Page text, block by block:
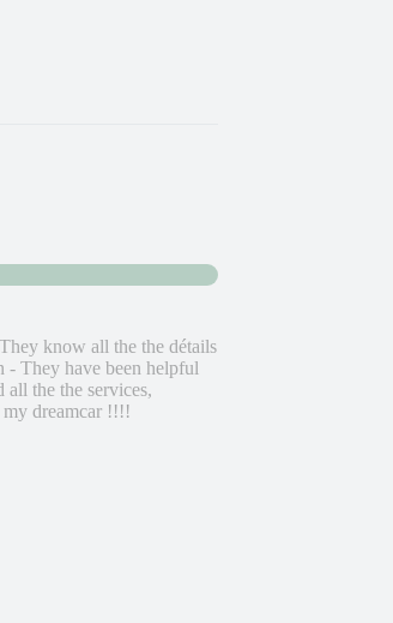
know all the the détails
- They have been helpful
the the services,
dreamcar !!!!